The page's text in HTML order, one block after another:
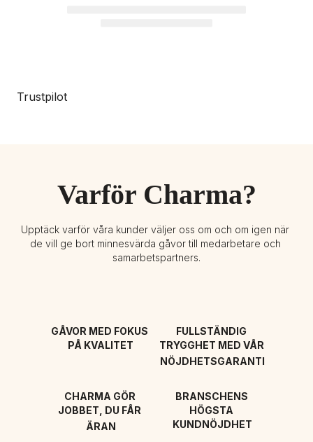
Trustpilot
Varför Charma?
Upptäck varför våra kunder väljer oss om och om igen när
de vill ge bort minnesvärda gåvor till medarbetare och
samarbetspartners.
GÅVOR MED FOKUS
PÅ KVALITET
FULLSTÄNDIG
TRYGGHET MED VÅR
NÖJDHETSGARANTI
CHARMA GÖR
JOBBET, DU FÅR
ÄRAN
BRANSCHENS
HÖGSTA
KUNDNÖJDHET